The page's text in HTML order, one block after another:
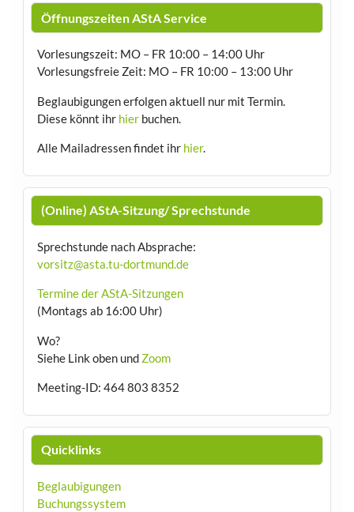
Öffnungszeiten AStA Service
Vorlesungszeit: MO – FR 10:00 – 14:00 Uhr
Vorlesungsfreie Zeit: MO – FR 10:00 – 13:00 Uhr
Beglaubigungen erfolgen aktuell nur mit Termin.
Diese könnt ihr hierbuchen.
Alle Mailadressen findet ihr hier.
(Online) AStA-Sitzung/ Sprechstunde
Sprechstunde nach Absprache:
vorsitz@asta.tu-dortmund.de
Termine der AStA-Sitzungen
(Montags ab 16:00 Uhr)
Wo?
Siehe Link oben und Zoom
Meeting-ID: 464 803 8352
Quicklinks
Beglaubigungen
Buchungssystem